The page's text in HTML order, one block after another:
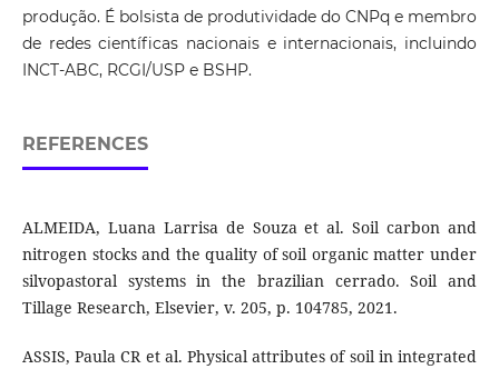
produção. É bolsista de produtividade do CNPq e membro
de redes científicas nacionais e internacionais, incluindo
INCT-ABC, RCGI/USP e BSHP.
REFERENCES
ALMEIDA, Luana Larrisa de Souza et al. Soil carbon and
nitrogen stocks and the quality of soil organic matter under
silvopastoral systems in the brazilian cerrado. Soil and
Tillage Research, Elsevier, v. 205, p. 104785, 2021.
ASSIS, Paula CR et al. Physical attributes of soil in integrated